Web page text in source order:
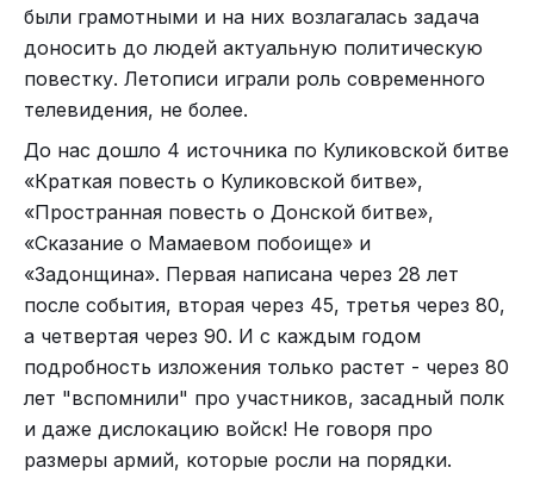
были грамотными и на них возлагалась задача
доносить до людей актуальную политическую
повестку. Летописи играли роль современного
телевидения, не более.
До нас дошло 4 источника по Куликовской битве
«Краткая повесть о Куликовской битве»,
«Пространная повесть о Донской битве»,
«Сказание о Мамаевом побоище» и
«Задонщина». Первая написана через 28 лет
после события, вторая через 45, третья через 80,
а четвертая через 90. И с каждым годом
подробность изложения только растет - через 80
лет "вспомнили" про участников, засадный полк
и даже дислокацию войск! Не говоря про
размеры армий, которые росли на порядки.